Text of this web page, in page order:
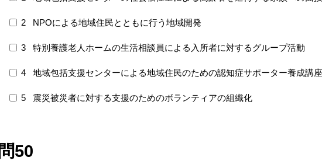
2 NPOによる地域住民とともに行う地域開発
3 特別養護老人ホームの生活相談員による入所者に対するグループ活動
4 地域包括支援センターによる地域住民のための認知症サポーター養成講座
5 震災被災者に対する支援のためのボランティアの組織化
問50